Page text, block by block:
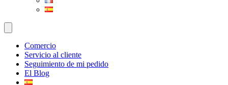
Comercio
Servicio al cliente
Seguimiento de mi pedido
El Blog